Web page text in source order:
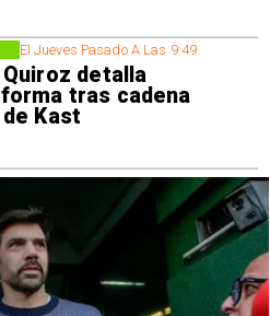
El Jueves Pasado A Las 9:49
detalla
tras cadena
Kast